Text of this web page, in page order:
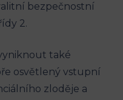
bezpečnostní
2.
také
osvětlený vstupní
zloděje a